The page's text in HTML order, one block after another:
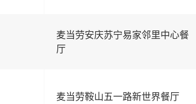
麦当劳安庆苏宁易家邻里中心餐
厅
麦当劳鞍山五一路新世界餐厅